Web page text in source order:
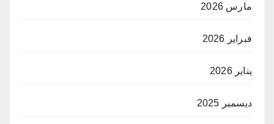
مارس 2026
فبراير 2026
يناير 2026
ديسمبر 2025